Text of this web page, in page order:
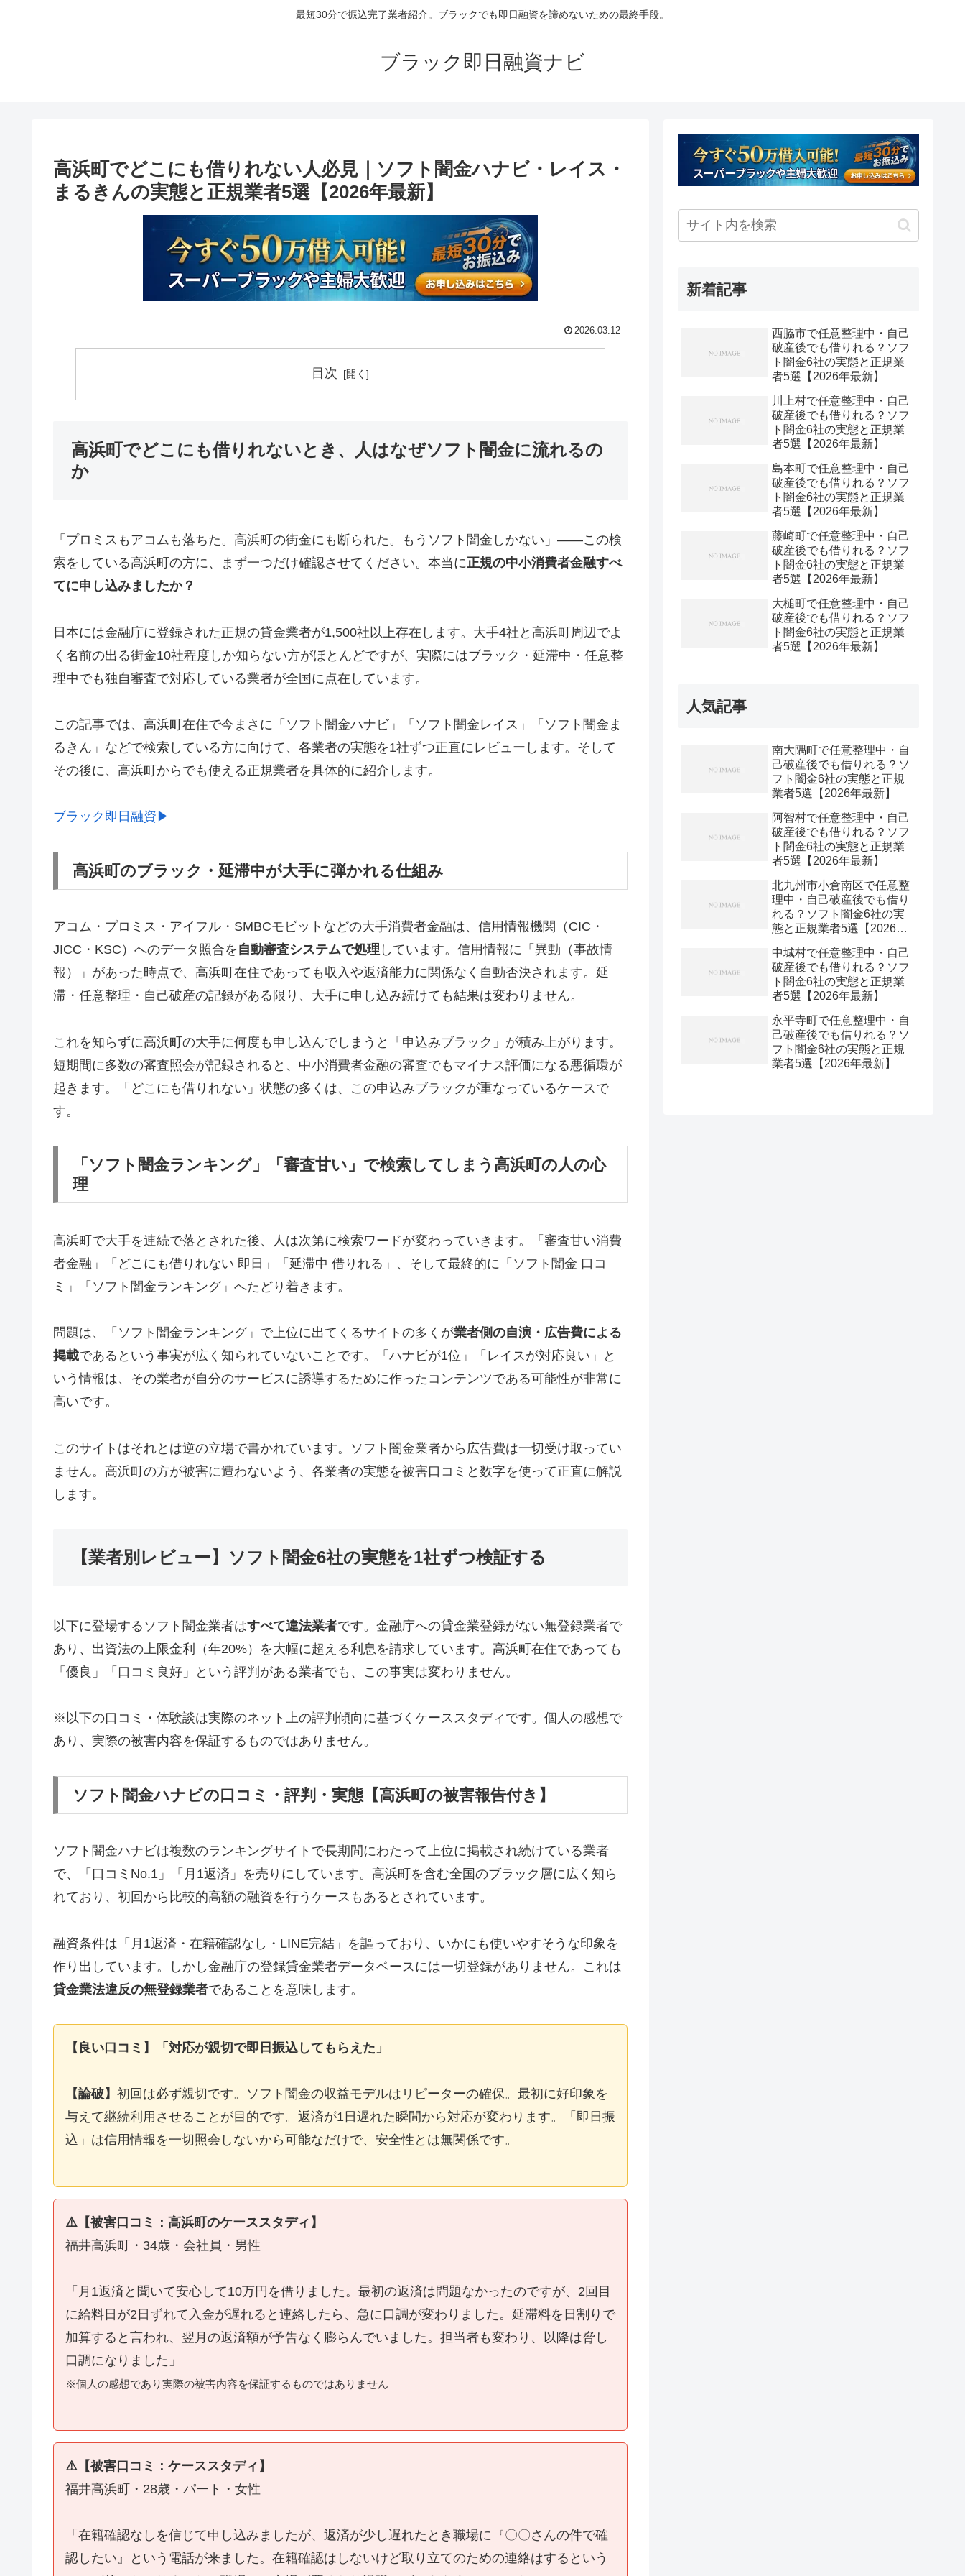
最短30分で振込完了業者紹介。ブラックでも即日融資を諦めないための最終手段。
ブラック即日融資ナビ
高浜町でどこにも借りれない人必見｜ソフト闇金ハナビ・レイス・
まるきんの実態と正規業者5選【2026年最新】
2026.03.12
目次
高浜町でどこにも借りれないとき、人はなぜソフト闇金に流れるの
か
「プロミスもアコムも落ちた。高浜町の街金にも断られた。もうソフト闇金しかない」——この検
索をしている高浜町の方に、まず一つだけ確認させてください。本当に正規の中小消費者金融すべ
てに申し込みましたか？
日本には金融庁に登録された正規の貸金業者が1,500社以上存在します。大手4社と高浜町周辺でよ
く名前の出る街金10社程度しか知らない方がほとんどですが、実際にはブラック・延滞中・任意整
理中でも独自審査で対応している業者が全国に点在しています。
この記事では、高浜町在住で今まさに「ソフト闇金ハナビ」「ソフト闇金レイス」「ソフト闇金ま
るきん」などで検索している方に向けて、各業者の実態を1社ずつ正直にレビューします。そして
その後に、高浜町からでも使える正規業者を具体的に紹介します。
ブラック即日融資▶
高浜町のブラック・延滞中が大手に弾かれる仕組み
アコム・プロミス・アイフル・SMBCモビットなどの大手消費者金融は、信用情報機関（CIC・
JICC・KSC）へのデータ照合を 自動審査システムで処理 しています。信用情報に「異動（事故情
報）」があった時点で、高浜町在住であっても収入や返済能力に関係なく自動否決されます。延
滞・任意整理・自己破産の記録がある限り、大手に申し込み続けても結果は変わりません。
これを知らずに高浜町の大手に何度も申し込んでしまうと「申込みブラック」が積み上がります。
短期間に多数の審査照会が記録されると、中小消費者金融の審査でもマイナス評価になる悪循環が
起きます。「どこにも借りれない」状態の多くは、この申込みブラックが重なっているケースで
す。
「ソフト闇金ランキング」「審査甘い」で検索してしまう高浜町の人の心
理
高浜町で大手を連続で落とされた後、人は次第に検索ワードが変わっていきます。「審査甘い消費
者金融」「どこにも借りれない 即日」「延滞中 借りれる」、そして最終的に「ソフト闇金 口コ
ミ」「ソフト闇金ランキング」へたどり着きます。
問題は、「ソフト闇金ランキング」で上位に出てくるサイトの多くが業者側の自演・広告費による
掲載であるという事実が広く知られていないことです。「ハナビが1位」「レイスが対応良い」と
いう情報は、その業者が自分のサービスに誘導するために作ったコンテンツである可能性が非常に
高いです。
このサイトはそれとは逆の立場で書かれています。ソフト闇金業者から広告費は一切受け取ってい
ません。高浜町の方が被害に遭わないよう、各業者の実態を被害口コミと数字を使って正直に解説
します。
【業者別レビュー】ソフト闇金6社の実態を1社ずつ検証する
以下に登場するソフト闇金業者はすべて違法業者です。金融庁への貸金業登録がない無登録業者で
あり、出資法の上限金利（年20%）を大幅に超える利息を請求しています。高浜町在住であっても
「優良」「口コミ良好」という評判がある業者でも、この事実は変わりません。
※以下の口コミ・体験談は実際のネット上の評判傾向に基づくケーススタディです。個人の感想で
あり、実際の被害内容を保証するものではありません。
ソフト闇金ハナビの口コミ・評判・実態【高浜町の被害報告付き】
ソフト闇金ハナビは複数のランキングサイトで長期間にわたって上位に掲載され続けている業者
で、「口コミNo.1」「月1返済」を売りにしています。高浜町を含む全国のブラック層に広く知ら
れており、初回から比較的高額の融資を行うケースもあるとされています。
融資条件は「月1返済・在籍確認なし・LINE完結」を謳っており、いかにも使いやすそうな印象を
作り出しています。しかし金融庁の登録貸金業者データベースには一切登録がありません。これは
貸金業法違反の無登録業者であることを意味します。
【良い口コミ】「対応が親切で即日振込してもらえた」
【論破】 初回は必ず親切です。ソフト闇金の収益モデルはリピーターの確保。最初に好印象を
与えて継続利用させることが目的です。返済が1日遅れた瞬間から対応が変わります。「即日振
込」は信用情報を一切照会しないから可能なだけで、安全性とは無関係です。
⚠️【被害口コミ：高浜町のケーススタディ】
福井高浜町・34歳・会社員・男性
「月1返済と聞いて安心して10万円を借りました。最初の返済は問題なかったのですが、2回目
に給料日が2日ずれて入金が遅れると連絡したら、急に口調が変わりました。延滞料を日割りで
加算すると言われ、翌月の返済額が予告なく膨らんでいました。担当者も変わり、以降は脅し
口調になりました」
※個人の感想であり実際の被害内容を保証するものではありません
⚠️【被害口コミ：ケーススタディ】
福井高浜町・28歳・パート・女性
「在籍確認なしを信じて申し込みましたが、返済が少し遅れたとき職場に『〇〇さんの件で確
認したい』という電話が来ました。在籍確認はしないけど取り立てのための連絡はするという
新着記事
西脇市で任意整理中・自己
破産後でも借りれる？ソフ
ト闇金6社の実態と正規業
者5選【2026年最新】
川上村で任意整理中・自己
破産後でも借りれる？ソフ
ト闇金6社の実態と正規業
者5選【2026年最新】
島本町で任意整理中・自己
破産後でも借りれる？ソフ
ト闇金6社の実態と正規業
者5選【2026年最新】
藤崎町で任意整理中・自己
破産後でも借りれる？ソフ
ト闇金6社の実態と正規業
者5選【2026年最新】
大槌町で任意整理中・自己
破産後でも借りれる？ソフ
ト闇金6社の実態と正規業
者5選【2026年最新】
人気記事
南大隅町で任意整理中・自
己破産後でも借りれる？ソ
フト闇金6社の実態と正規
業者5選【2026年最新】
阿智村で任意整理中・自己
破産後でも借りれる？ソフ
ト闇金6社の実態と正規業
者5選【2026年最新】
北九州市小倉南区で任意整
理中・自己破産後でも借り
れる？ソフト闇金6社の実
態と正規業者5選【2026年
中城村で任意整理中・自己
破産後でも借りれる？ソフ
ト闇金6社の実態と正規業
者5選【2026年最新】
永平寺町で任意整理中・自
己破産後でも借りれる？ソ
フト闇金6社の実態と正規
業者5選【2026年最新】